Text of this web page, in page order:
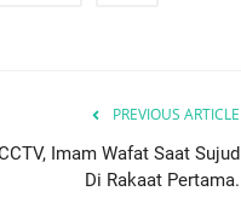
PREVIOUS ARTICLE
Imam Wafat Saat Sujud
Di Rakaat Pertama.